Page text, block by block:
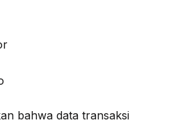
bahwa data transaksi